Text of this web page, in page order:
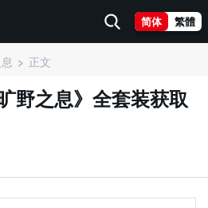
简体 繁體
正文
野之息》全套装获取